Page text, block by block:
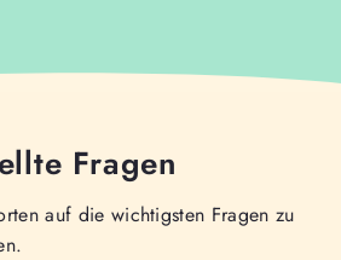
Fragen
auf die wichtigsten Fragen zu